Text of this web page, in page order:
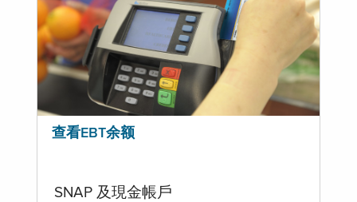
查看EBT余额
SNAP 及現金帳戶